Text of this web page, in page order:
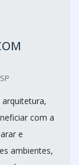
com a
e
ambientes,